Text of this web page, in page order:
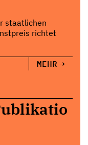
staatlichen
richtet
MEHR